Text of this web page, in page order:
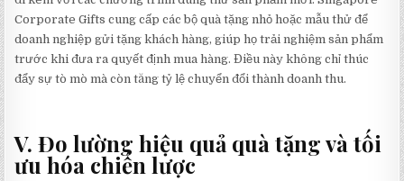
Corporate Gifts cung cấp các bộ quà tặng nhỏ hoặc mẫu thử để
doanh nghiệp gửi tặng khách hàng, giúp họ trải nghiệm sản phẩm
trước khi đưa ra quyết định mua hàng. Điều này không chỉ thúc
đẩy sự tò mò mà còn tăng tỷ lệ chuyển đổi thành doanh thu.
V. Đo lường hiệu quả quà tặng và tối
ưu hóa chiến lược